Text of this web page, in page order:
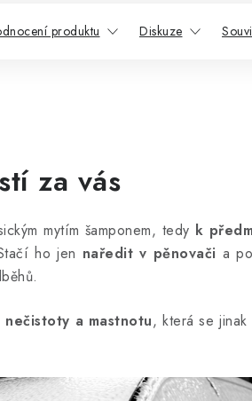
produktu Diskuze
za vás
mytím šamponem, tedy k
ho jen naředit v pěnovači a
a mastnotu, která se